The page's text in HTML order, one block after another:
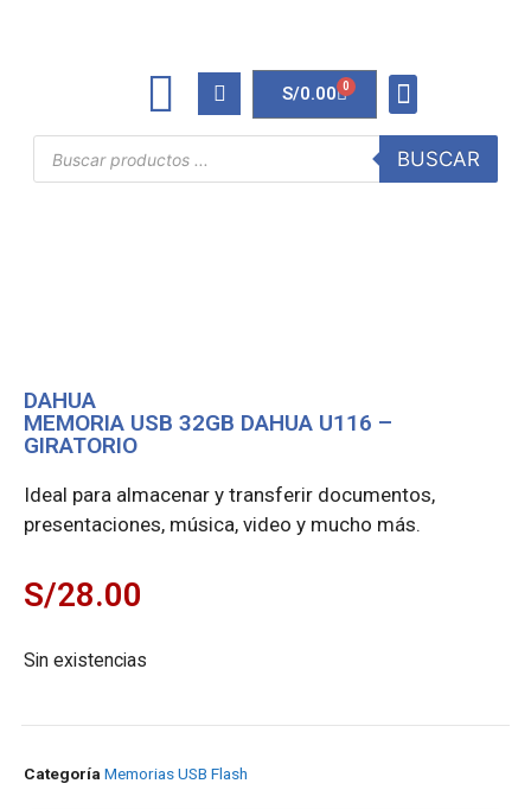
S/0.00 0
BUSCAR
DAHUA
MEMORIA USB 32GB DAHUA U116 –
GIRATORIO
Ideal para almacenar y transferir documentos,
presentaciones, música, video y mucho más.
S/28.00
Sin existencias
Categoría Memorias USB Flash